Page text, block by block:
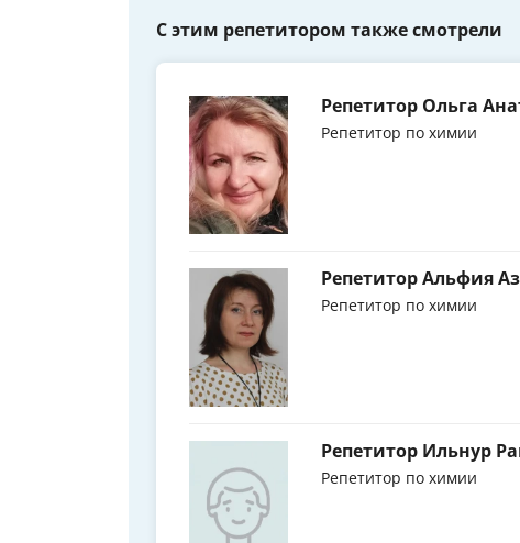
С этим репетитором также смотрели
Репетитор Ольга
Репетитор по химии
Репетитор Альфия
Репетитор по химии
Репетитор Ильнур
Репетитор по химии